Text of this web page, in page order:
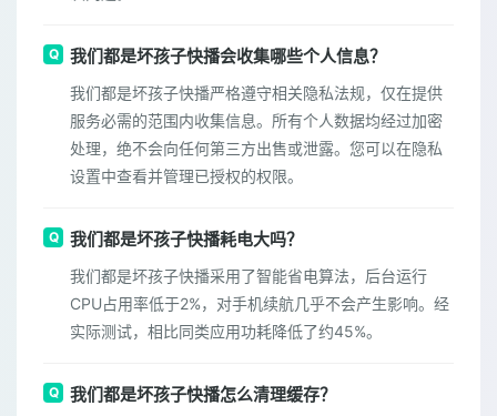
我们都是坏孩子快播会收集哪些个人信息？
我们都是坏孩子快播严格遵守相关隐私法规，仅在提供
服务必需的范围内收集信息。所有个人数据均经过加密
处理，绝不会向任何第三方出售或泄露。您可以在隐私
设置中查看并管理已授权的权限。
我们都是坏孩子快播耗电大吗？
我们都是坏孩子快播采用了智能省电算法，后台运行
CPU占用率低于2%，对手机续航几乎不会产生影响。经
实际测试，相比同类应用功耗降低了约45%。
我们都是坏孩子快播怎么清理缓存？